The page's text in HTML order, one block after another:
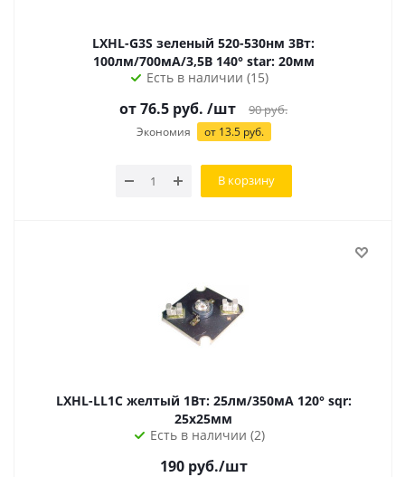
LXHL-G3S зеленый 520-530нм 3Вт:
100лм/700мА/3,5В 140° star: 20мм
Есть в наличии (15)
от 76.5 руб. /шт 90руб.
Экономия от 13.5 руб.
В корзину
LXHL-LL1C желтый 1Вт: 25лм/350мА 120° sqr:
25х25мм
Есть в наличии (2)
190руб./шт